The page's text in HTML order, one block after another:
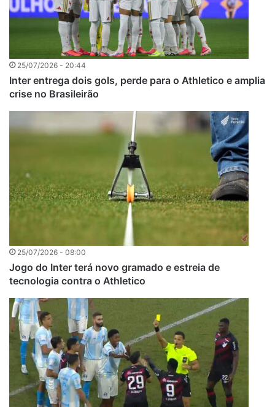
25/07/2026 - 20:44
Inter entrega dois gols, perde para o Athletico e amplia
crise no Brasileirão
25/07/2026 - 08:00
Jogo do Inter terá novo gramado e estreia de
tecnologia contra o Athletico